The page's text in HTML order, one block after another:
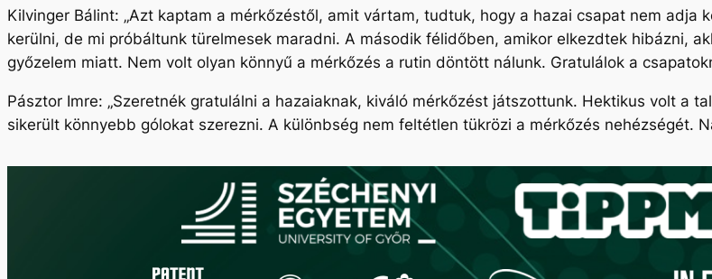
Kilvinger Bálint: „Azt kaptam a mérkőzéstől, amit vártam, tudtuk, hogy a hazai csapat nem adja
kerülni, de mi próbáltunk türelmesek maradni. A második félidőben, amikor elkezdtek hibázni,
győzelem miatt. Nem volt olyan könnyű a mérkőzés a rutin döntött nálunk. Gratulálok a
Pásztor Imre: „Szeretnék gratulálni a hazaiaknak, kiváló mérkőzést játszottunk. Hektikus volt a
sikerült könnyebb gólokat szerezni. A különbség nem feltétlen tükrözi a mérkőzés nehézségét.